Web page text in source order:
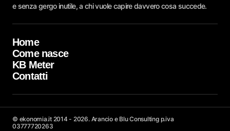
e senza gergo inutile, a chi vuole capire davvero cosa succede.
Home
Come nasce
KB Meter
Contatti
© ekonomia.it 2014 - 2026. Arancio e Blu Consulting p.iva
03777720263